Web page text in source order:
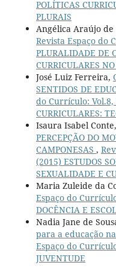
POLÍTICAS
PLURAIS
Angélica Araújo de
Revista Espaço do
PLURALIDADE DE
CURRICULARES
José Luiz Ferreira,
SENTIDOS DE
do Currículo: Vol.8,
CURRICULARES:
Isaura Isabel Conte,
PERCEPÇÃO DO
CAMPONESAS ,
(2015) ESTUDOS
SEXUALIDADE E
Maria Zuleide da
Espaço do
DOCÊNCIA E
Nadia Jane de
para a educação
Espaço do
JUVENTUDE